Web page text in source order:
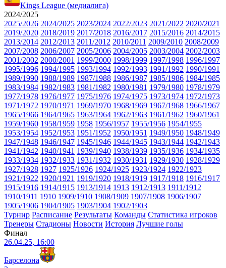
Kings League (медиалига)
2024/2025
2025/2026 2024/2025 2023/2024 2022/2023 2021/2022 2020/2021
2019/2020 2018/2019 2017/2018 2016/2017 2015/2016 2014/2015
2013/2014 2012/2013 2011/2012 2010/2011 2009/2010 2008/2009
2007/2008 2006/2007 2005/2006 2004/2005 2003/2004 2002/2003
2001/2002 2000/2001 1999/2000 1998/1999 1997/1998 1996/1997
1995/1996 1994/1995 1993/1994 1992/1993 1991/1992 1990/1991
1989/1990 1988/1989 1987/1988 1986/1987 1985/1986 1984/1985
1983/1984 1982/1983 1981/1982 1980/1981 1979/1980 1978/1979
1977/1978 1976/1977 1975/1976 1974/1975 1973/1974 1972/1973
1971/1972 1970/1971 1969/1970 1968/1969 1967/1968 1966/1967
1965/1966 1964/1965 1963/1964 1962/1963 1961/1962 1960/1961
1959/1960 1958/1959 1958 1956/1957 1955/1956 1954/1955
1953/1954 1952/1953 1951/1952 1950/1951 1949/1950 1948/1949
1947/1948 1946/1947 1945/1946 1944/1945 1943/1944 1942/1943
1941/1942 1940/1941 1939/1940 1938/1939 1935/1936 1934/1935
1933/1934 1932/1933 1931/1932 1930/1931 1929/1930 1928/1929
1927/1928 1927 1925/1926 1924/1925 1923/1924 1922/1923
1921/1922 1920/1921 1919/1920 1918/1919 1917/1918 1916/1917
1915/1916 1914/1915 1913/1914 1913 1912/1913 1911/1912
1910/1911 1910 1909/1910 1908/1909 1907/1908 1906/1907
1905/1906 1904/1905 1903/1904 1902/1903
Турнир Расписание Результаты Команды Статистика игроков
Тренеры Стадионы Новости История Лучшие голы
Финал
26.04.25, 16:00
Барселона